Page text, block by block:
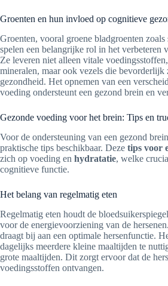
Groenten en hun invloed op cognitieve
Groenten, vooral groene bladgroenten
spelen een belangrijke rol in het verbeteren
Ze leveren niet alleen vitale
mineralen, maar ook vezels die bevorderlijk
gezondheid. Het opnemen van een
voeding ondersteunt een gezond brein en
Gezonde voeding voor het brein: Tips en
Voor de ondersteuning van een gezond
praktische tips beschikbaar. Deze tips voor
zich op voeding en hydratatie, welke
cognitieve functie.
Het belang van regelmatig eten
Regelmatig eten houdt de
voor de energievoorziening van de
draagt bij aan een optimale hersenfunctie.
dagelijks meerdere kleine maaltijden te
grote maaltijden. Dit zorgt ervoor dat de
voedingsstoffen ontvangen.